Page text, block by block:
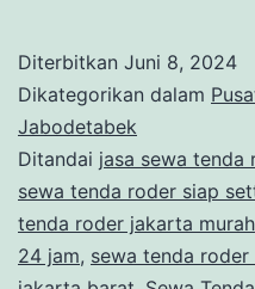
Diterbitkan Juni 8, 2024
Dikategorikan dalam
Jabodetabek
Ditandai jasa sewa tenda
sewa tenda roder siap
tenda roder jakarta murah
24 jam, sewa tenda roder